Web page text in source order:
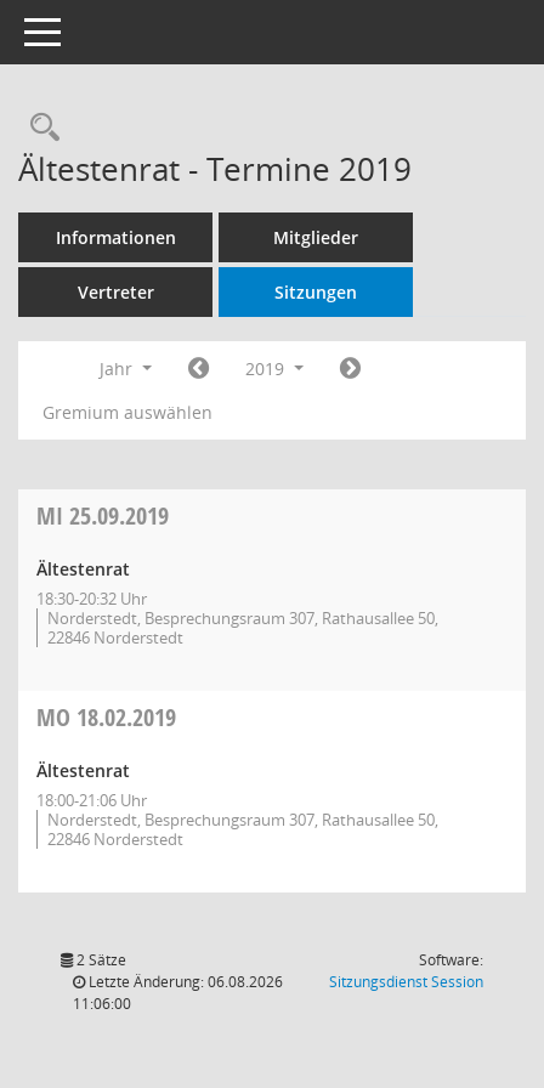
Toggle navigation
Rechercheauswahl
Ältestenrat - Termine 2019
Informationen Mitglieder
Vertreter Sitzungen
Jahr
2019
Gremium auswählen
MI 25.09.2019
Ältestenrat
18:30-20:32 Uhr
Norderstedt, Besprechungsraum 307, Rathausallee 50,
22846 Norderstedt
MO 18.02.2019
Ältestenrat
18:00-21:06 Uhr
Norderstedt, Besprechungsraum 307, Rathausallee 50,
22846 Norderstedt
2 Sätze
Letzte Änderung: 06.08.2026
11:06:00
Software:
SitzungsdienstSession(Wird in